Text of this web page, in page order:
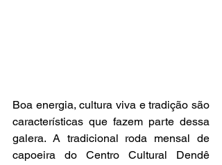
Boa energia, cultura viva e tradição são
características que fazem parte dessa
galera. A tradicional roda mensal de
capoeira do Centro Cultural Dendê